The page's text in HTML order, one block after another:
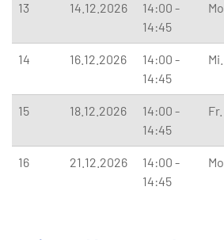
13 14.12.2026
14:00 -
14:45
Mo.
14 16.12.2026
14:00 -
14:45
Mi.
15 18.12.2026
14:00 -
14:45
Fr.
16 21.12.2026
14:00 -
14:45
Mo.